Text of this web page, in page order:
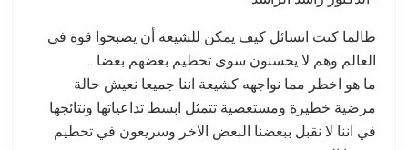
طالما كنت اتسائل كيف يمكن للشيعة أن يصبحوا قوة في
العالم وهم لا يحسنون سوى تحطيم بعضهم بعضا ..
ما هو اخطر مما نواجهه كشيعة اننا جميعا نعيش حالة
مرضية خطيرة ومستعصية تتمثل ابسط تداعياتها ونتائجها
في اننا لا نقبل ببعضنا البعض الآخر وسريعون في تحطيم